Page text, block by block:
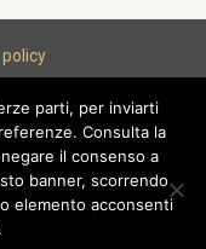
policy
parti, per inviarti
Consulta la
il consenso a
banner, scorrendo
elemento acconsenti